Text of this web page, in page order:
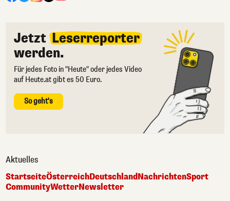
Jetzt Leserreporter
werden.
Für jedes Foto in "Heute" oder jedes Video
auf Heute.at gibt es 50 Euro.
So geht's
Aktuelles
StartseiteÖsterreichDeutschlandNachrichtenSport
CommunityWetterNewsletter